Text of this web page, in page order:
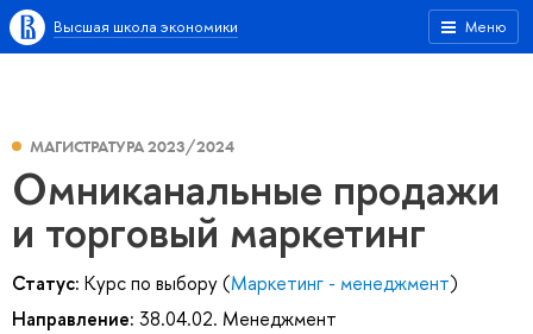
Меню
Высшая школа экономики
МАГИСТРАТУРА 2023/2024
Омниканальные продажи
и торговый маркетинг
Статус: Курс по выбору (Маркетинг - менеджмент)
Направление: 38.04.02. Менеджмент